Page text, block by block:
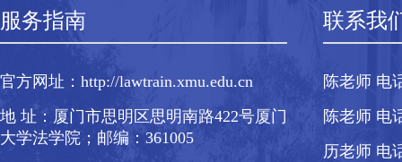
服务指南
官方网址：http://lawtrain.xmu.edu.cn
地 址：厦门市思明区思明南路422号厦门
大学法学院；邮编：361005
联系我
陈老师 电
陈老师 电
历老师 电